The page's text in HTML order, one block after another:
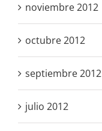
noviembre 2012
octubre 2012
septiembre 2012
julio 2012